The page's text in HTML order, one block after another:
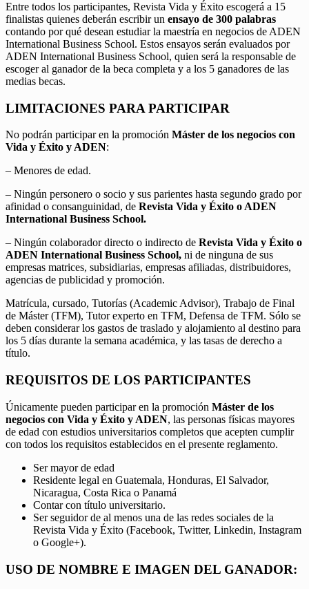
Entre todos los participantes, Revista Vida y Éxito escogerá a 15
finalistas quienes deberán escribir un ensayo de 300 palabras
contando por qué desean estudiar la maestría en negocios de ADEN
International Business School. Estos ensayos serán evaluados por
ADEN International Business School, quien será la responsable de
escoger al ganador de la beca completa y a los 5 ganadores de las
medias becas.
LIMITACIONES PARA PARTICIPAR
No podrán participar en la promoción Máster de los negocios con
Vida y Éxito y ADEN:
– Menores de edad.
– Ningún personero o socio y sus parientes hasta segundo grado por
afinidad o consanguinidad, de Revista Vida y Éxito o ADEN
International Business School.
– Ningún colaborador directo o indirecto de Revista Vida y Éxito o
ADEN International Business School, ni de ninguna de sus
empresas matrices, subsidiarias, empresas afiliadas, distribuidores,
agencias de publicidad y promoción.
Matrícula, cursado, Tutorías (Academic Advisor), Trabajo de Final
de Máster (TFM), Tutor experto en TFM, Defensa de TFM. Sólo se
deben considerar los gastos de traslado y alojamiento al destino para
los 5 días durante la semana académica, y las tasas de derecho a
título.
REQUISITOS DE LOS PARTICIPANTES
Únicamente pueden participar en la promoción Máster de los
negocios con Vida y Éxito y ADEN, las personas físicas mayores
de edad con estudios universitarios completos que acepten cumplir
con todos los requisitos establecidos en el presente reglamento.
Ser mayor de edad
Residente legal en Guatemala, Honduras, El Salvador,
Nicaragua, Costa Rica o Panamá
Contar con título universitario.
Ser seguidor de al menos una de las redes sociales de la
Revista Vida y Éxito (Facebook, Twitter, Linkedin, Instagram
o Google+).
USO DE NOMBRE E IMAGEN DEL GANADOR: